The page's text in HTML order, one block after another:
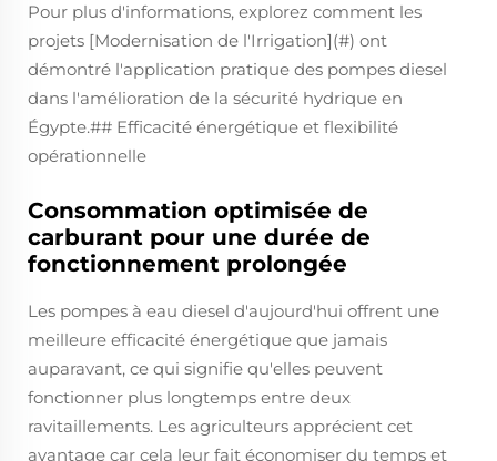
Pour plus d'informations, explorez comment les
projets [Modernisation de l'Irrigation](#) ont
démontré l'application pratique des pompes diesel
dans l'amélioration de la sécurité hydrique en
Égypte.## Efficacité énergétique et flexibilité
opérationnelle
Consommation optimisée de
carburant pour une durée de
fonctionnement prolongée
Les pompes à eau diesel d'aujourd'hui offrent une
meilleure efficacité énergétique que jamais
auparavant, ce qui signifie qu'elles peuvent
fonctionner plus longtemps entre deux
ravitaillements. Les agriculteurs apprécient cet
avantage car cela leur fait économiser du temps et